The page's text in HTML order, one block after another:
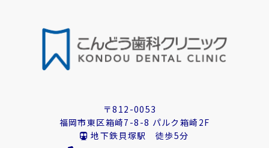
〒812-0053
福岡市東区箱崎7-8-8 パルク箱崎2F
地下鉄貝塚駅 徒歩5分